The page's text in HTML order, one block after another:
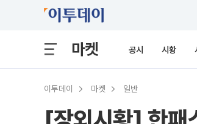
마켓 공시 시황
이투데이 마켓 일반